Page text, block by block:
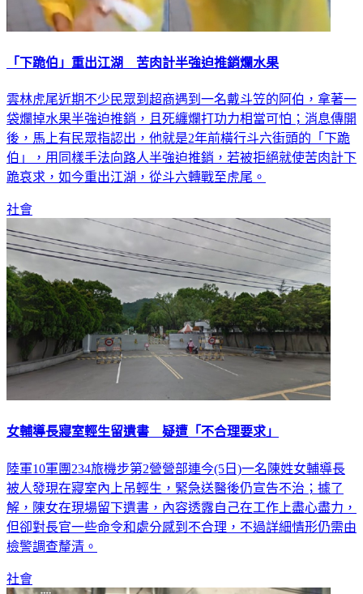
「下跪伯」重出江湖 苦肉計半強迫推銷爛水果
雲林虎尾近期不少民眾到超商遇到一名戴斗笠的阿伯，拿著一
袋爛掉水果半強迫推銷，且死纏爛打功力相當可怕；消息傳開
後，馬上有民眾指認出，他就是2年前橫行斗六街頭的「下跪
伯」，用同樣手法向路人半強迫推銷，若被拒絕就使苦肉計下
跪哀求，如今重出江湖，從斗六轉戰至虎尾。
社會
女輔導長寢室輕生留遺書 疑遭「不合理要求」
陸軍10軍團234旅機步第2營營部連今(5日)一名陳姓女輔導長
被人發現在寢室內上吊輕生，緊急送醫後仍宣告不治；據了
解，陳女在現場留下遺書，內容透露自己在工作上盡心盡力，
但卻對長官一些命令和處分感到不合理，不過詳細情形仍需由
檢警調查釐清。
社會